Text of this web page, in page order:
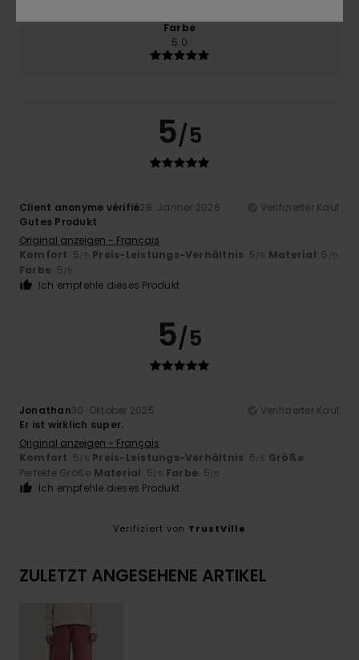
Farbe
5.0
5/5
Client anonyme vérifié28. Jänner 2026
Verifizierter Kauf
Gutes Produkt
Original anzeigen - Français
Komfort: 5/5 Preis-Leistungs-Verhältnis: 5/5 Material: 5 /5
Farbe: 5/5
Ich empfehle dieses Produkt
5/5
Jonathan30. Oktober 2025
Verifizierter Kauf
Er ist wirklich super.
Original anzeigen - Français
Komfort: 5/5 Preis-Leistungs-Verhältnis: 5/5 Größe:
Perfekte Größe Material: 5/5 Farbe: 5/5
Ich empfehle dieses Produkt
Verifiziert von TrustVille
ZULETZT ANGESEHENE ARTIKEL